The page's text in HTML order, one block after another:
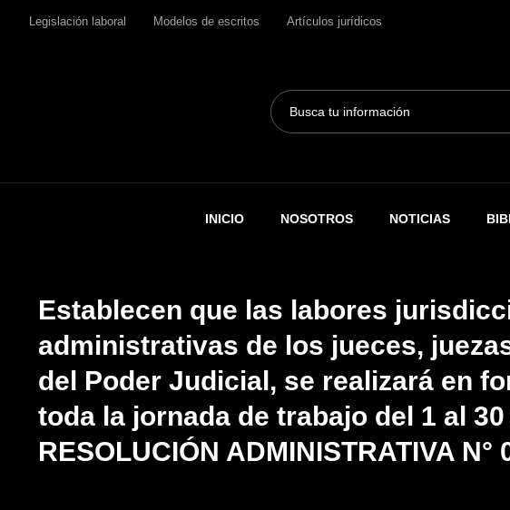
Legislación laboral Modelos de escritos Artículos jurídicos
Search
...
INICIO NOSOTROS NOTICIAS
Establecen que las labores
administrativas de los jueces,
del Poder Judicial, se realizará en
toda la jornada de trabajo del 1 al
RESOLUCIÓN ADMINISTRATIVA N°